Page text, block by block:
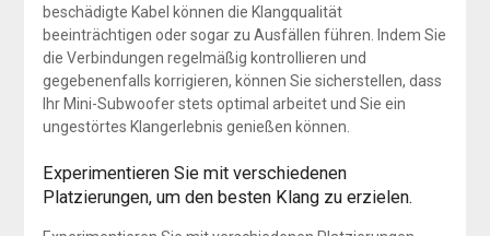
beschädigte Kabel können die Klangqualität
beeinträchtigen oder sogar zu Ausfällen führen. Indem Sie
die Verbindungen regelmäßig kontrollieren und
gegebenenfalls korrigieren, können Sie sicherstellen, dass
Ihr Mini-Subwoofer stets optimal arbeitet und Sie ein
ungestörtes Klangerlebnis genießen können.
Experimentieren Sie mit verschiedenen
Platzierungen, um den besten Klang zu erzielen.